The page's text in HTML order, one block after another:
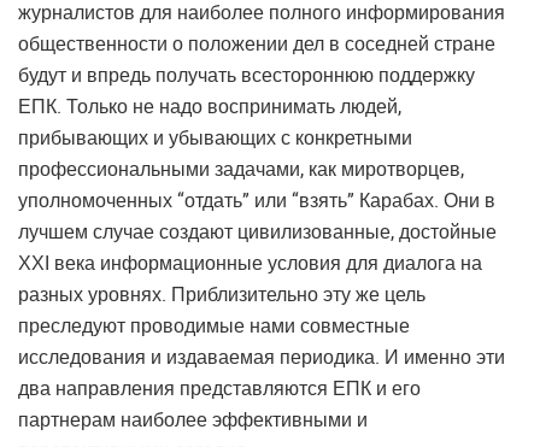
журналистов для наиболее полного информирования
общественности о положении дел в соседней стране
будут и впредь получать всестороннюю поддержку
ЕПК. Только не надо воспринимать людей,
прибывающих и убывающих с конкретными
профессиональными задачами, как миротворцев,
уполномоченных “отдать” или “взять” Карабах. Они в
лучшем случае создают цивилизованные, достойные
ХХI века информационные условия для диалога на
разных уровнях. Приблизительно эту же цель
преследуют проводимые нами совместные
исследования и издаваемая периодика. И именно эти
два направления представляются ЕПК и его
партнерам наиболее эффективными и